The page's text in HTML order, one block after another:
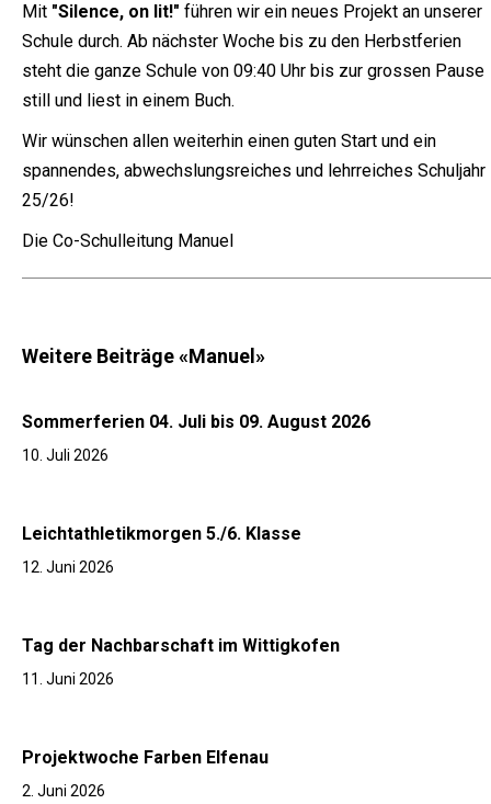
Mit "Silence, on lit!" führen wir ein neues Projekt an unserer
Schule durch. Ab nächster Woche bis zu den Herbstferien
steht die ganze Schule von 09:40 Uhr bis zur grossen Pause
still und liest in einem Buch.
Wir wünschen allen weiterhin einen guten Start und ein
spannendes, abwechslungsreiches und lehrreiches Schuljahr
25/26!
Die Co-Schulleitung Manuel
Weitere Beiträge «Manuel»
Sommerferien 04. Juli bis 09. August 2026
10. Juli 2026
Leichtathletikmorgen 5./6. Klasse
12. Juni 2026
Tag der Nachbarschaft im Wittigkofen
11. Juni 2026
Projektwoche Farben Elfenau
2. Juni 2026